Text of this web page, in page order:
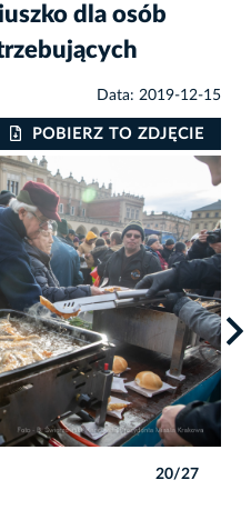
dla osób
Data: 2019-12-15
POBIERZ TO ZDJĘCIE
20/27